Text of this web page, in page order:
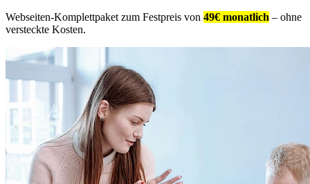
Webseiten-Komplettpaket zum Festpreis von 49€ monatlich – ohne
versteckte Kosten.